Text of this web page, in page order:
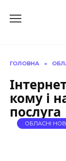
до
ГОЛОВНА »
кому і
послуга
ОБЛАСНІ